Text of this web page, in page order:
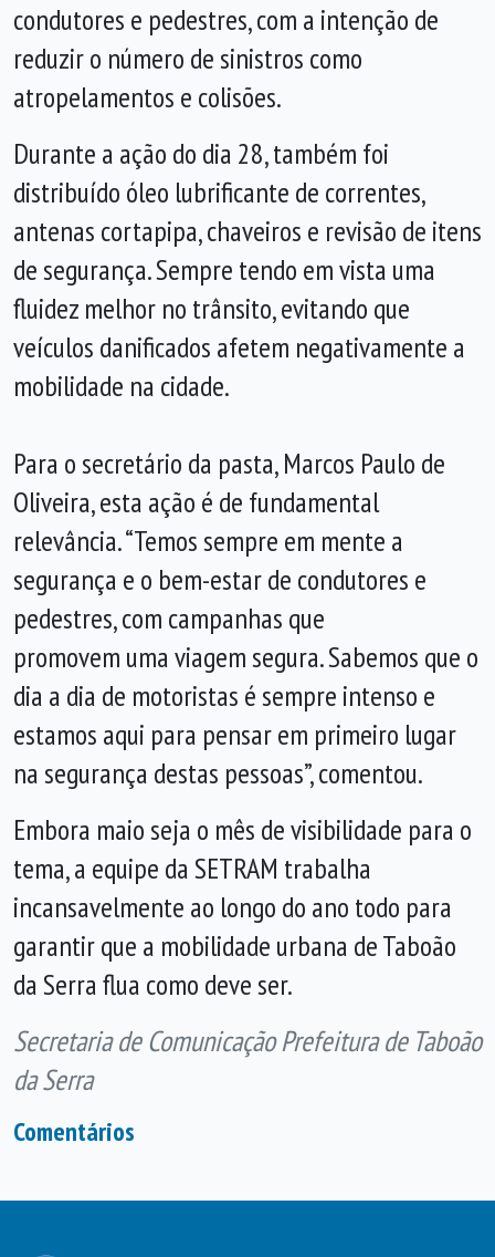
condutores e pedestres, com a intenção de
reduzir o número de sinistros como
atropelamentos e colisões.
Durante a ação do dia 28, também foi
distribuído óleo lubrificante de correntes,
antenas cortapipa, chaveiros e revisão de itens
de segurança. Sempre tendo em vista uma
fluidez melhor no trânsito, evitando que
veículos danificados afetem negativamente a
mobilidade na cidade.
Para o secretário da pasta, Marcos Paulo de
Oliveira, esta ação é de fundamental
relevância. “Temos sempre em mente a
segurança e o bem-estar de condutores e
pedestres, com campanhas que
promovem uma viagem segura. Sabemos que o
dia a dia de motoristas é sempre intenso e
estamos aqui para pensar em primeiro lugar
na segurança destas pessoas”, comentou.
Embora maio seja o mês de visibilidade para o
tema, a equipe da SETRAM trabalha
incansavelmente ao longo do ano todo para
garantir que a mobilidade urbana de Taboão
da Serra flua como deve ser.
Secretaria de Comunicação Prefeitura de Taboão
da Serra
Comentários